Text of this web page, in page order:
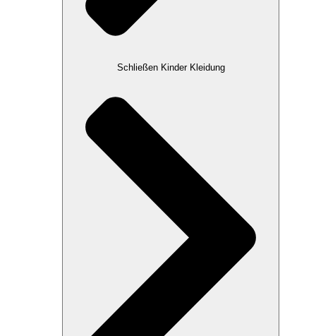
Schließen Kinder Kleidung